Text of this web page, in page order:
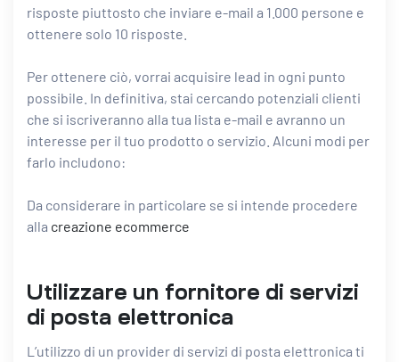
risposte piuttosto che inviare e-mail a 1.000 persone e
ottenere solo 10 risposte.
Per ottenere ciò, vorrai acquisire lead in ogni punto
possibile. In definitiva, stai cercando potenziali clienti
che si iscriveranno alla tua lista e-mail e avranno un
interesse per il tuo prodotto o servizio. Alcuni modi per
farlo includono:
Da considerare in particolare se si intende procedere
alla creazione ecommerce
Utilizzare un fornitore di servizi
di posta elettronica
L’utilizzo di un provider di servizi di posta elettronica ti